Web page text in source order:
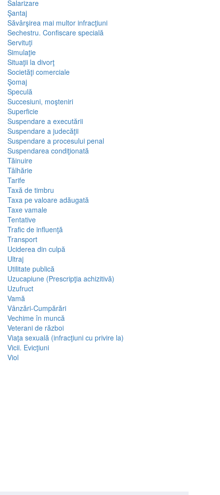
Salarizare
Şantaj
Săvârşirea mai multor infracţiuni
Sechestru. Confiscare specială
Servituţi
Simulaţie
Situaţii la divorţ
Societăţi comerciale
Şomaj
Speculă
Succesiuni, moşteniri
Superficie
Suspendare a executării
Suspendare a judecăţii
Suspendare a procesului penal
Suspendarea condiţionată
Tăinuire
Tâlhărie
Tarife
Taxă de timbru
Taxa pe valoare adăugată
Taxe vamale
Tentative
Trafic de influenţă
Transport
Uciderea din culpă
Ultraj
Utilitate publică
Uzucapiune (Prescripţia achizitivă)
Uzufruct
Vamă
Vânzări-Cumpărări
Vechime în muncă
Veterani de război
Viaţa sexuală (infracţiuni cu privire la)
Vicii. Evicţiuni
Viol